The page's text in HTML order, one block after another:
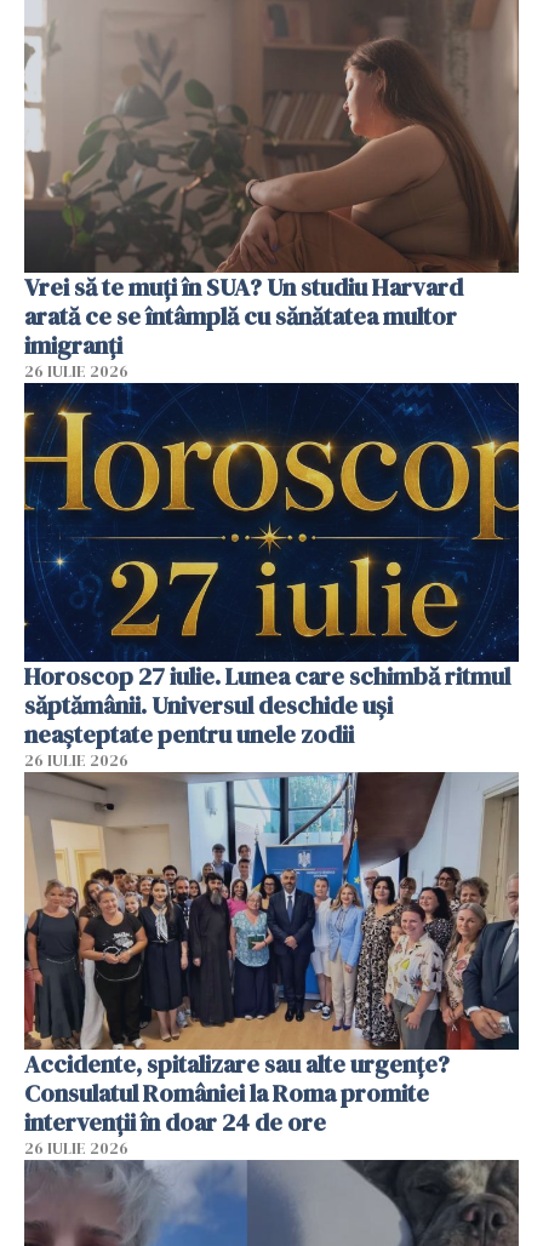
Vrei să te muți în SUA? Un studiu Harvard
arată ce se întâmplă cu sănătatea multor
imigranți
26 IULIE 2026
Horoscop 27 iulie. Lunea care schimbă ritmul
săptămânii. Universul deschide uși
neașteptate pentru unele zodii
26 IULIE 2026
Accidente, spitalizare sau alte urgențe?
Consulatul României la Roma promite
intervenții în doar 24 de ore
26 IULIE 2026